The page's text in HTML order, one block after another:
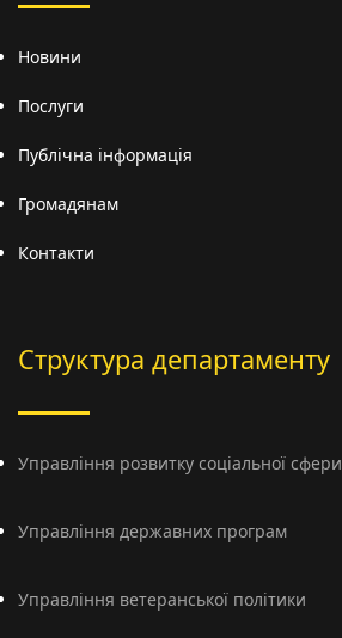
Новини
Послуги
Публічна інформація
Громадянам
Контакти
Структура департаменту
Управління розвитку соціальної сфери
Управління державних програм
Управління ветеранської політики